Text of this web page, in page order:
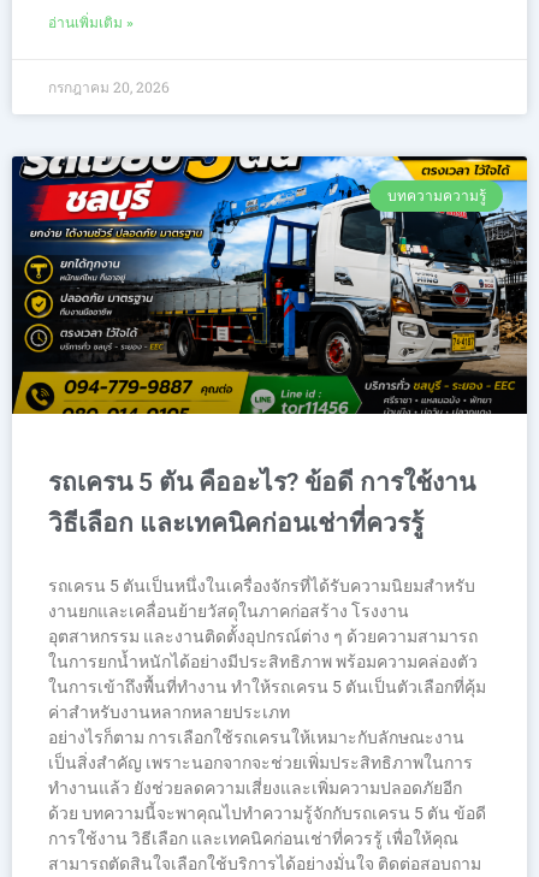
อ่านเพิ่มเติม »
กรกฎาคม 20, 2026
บทความความรู้
รถเครน 5 ตัน คืออะไร? ข้อดี การใช้งาน
วิธีเลือก และเทคนิคก่อนเช่าที่ควรรู้
รถเครน 5 ตันเป็นหนึ่งในเครื่องจักรที่ได้รับความนิยมสำหรับ
งานยกและเคลื่อนย้ายวัสดุในภาคก่อสร้าง โรงงาน
อุตสาหกรรม และงานติดตั้งอุปกรณ์ต่าง ๆ ด้วยความสามารถ
ในการยกน้ำหนักได้อย่างมีประสิทธิภาพ พร้อมความคล่องตัว
ในการเข้าถึงพื้นที่ทำงาน ทำให้รถเครน 5 ตันเป็นตัวเลือกที่คุ้ม
ค่าสำหรับงานหลากหลายประเภท
อย่างไรก็ตาม การเลือกใช้รถเครนให้เหมาะกับลักษณะงาน
เป็นสิ่งสำคัญ เพราะนอกจากจะช่วยเพิ่มประสิทธิภาพในการ
ทำงานแล้ว ยังช่วยลดความเสี่ยงและเพิ่มความปลอดภัยอีก
ด้วย บทความนี้จะพาคุณไปทำความรู้จักกับรถเครน 5 ตัน ข้อดี
การใช้งาน วิธีเลือก และเทคนิคก่อนเช่าที่ควรรู้ เพื่อให้คุณ
สามารถตัดสินใจเลือกใช้บริการได้อย่างมั่นใจ ติดต่อสอบถาม